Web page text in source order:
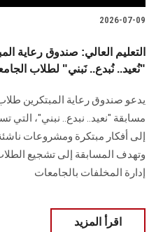
2026-07-09
التعليم العالي: صندوق رعاية
"نُعيد.. نُبدع.. نَبني" لطلاب
يدعو صندوق رعاية المبتكرين
مسابقة "نعيد.. نبدع.. نبني"، التي
إلى أفكار مبتكرة ومشروعات
وتهدف المسابقة إلى تشجيع
إدارة المخلفات بالجامعات
اقرأ المزيد